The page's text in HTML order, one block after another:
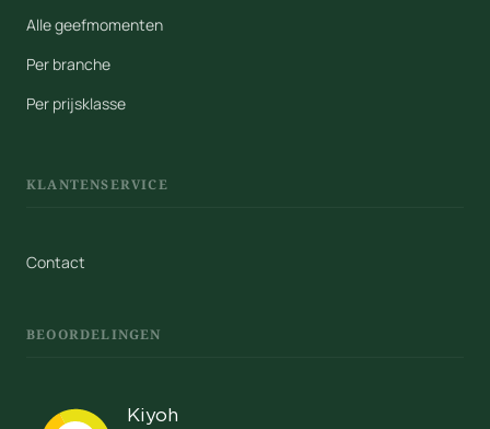
Alle geefmomenten
Per branche
Per prijsklasse
KLANTENSERVICE
Contact
BEOORDELINGEN